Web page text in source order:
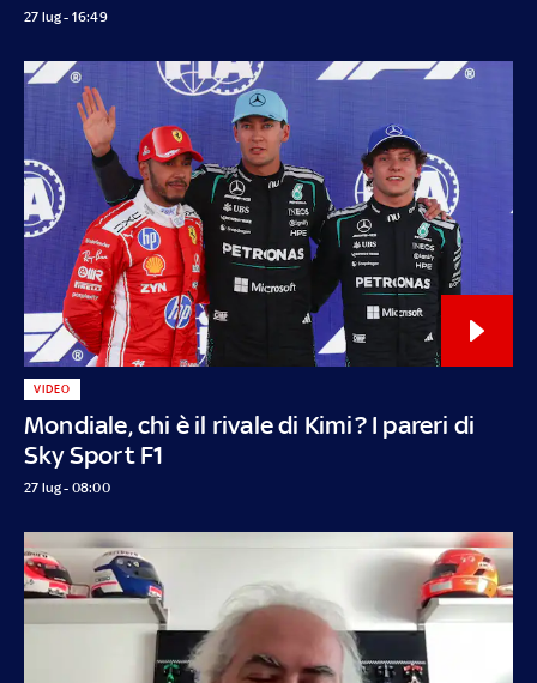
27 lug - 16:49
Mondiale, chi è il rivale di Kimi? I pareri di
Sky Sport F1
VIDEO
27 lug - 08:00